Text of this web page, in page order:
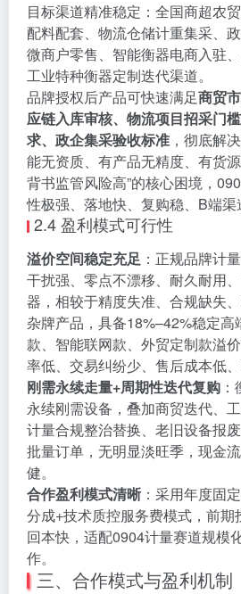
目标渠道精准稳定：全国商超农
配料配套、物流仓储计重集采、
微商户零售、智能衡器电商入驻、
工业特种衡器定制迭代渠道。
品牌授权后产品可快速满足商贸
应链入库审核、物流项目招采门
求、政企集采验收标准 ，彻底解
能无资质、有产品无精度、有货
背书监管风险高”的核心困境，
性极强、落地快、复购稳、B端渠
2.4 盈利模式可行性
溢价空间稳定充足 ：正规品牌计
干扰强、零点不漂移、耐久耐用
器，相较于精度失准、合规缺失
杂牌产品，具备18%–42%稳定高
款、智能联网款、外贸定制款溢
率低、交易纠纷少、售后成本低、
刚需永续走量+周期性迭代复购
永续刚需设备，叠加商贸迭代、
计量合规整治替换、老旧设备报
批量订单，无明显淡旺季，现金
健。
合作盈利模式清晰 ：采用年度固
分成+技术质控服务费模式，前期
回本快，适配0904计量赛道规模
作。
三、合作模式与盈利机制